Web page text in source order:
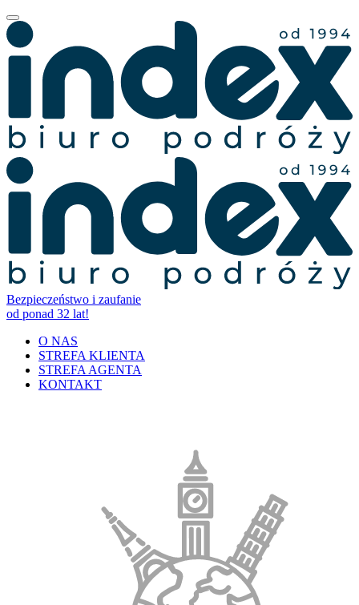
Bezpieczeństwo i zaufanie
od ponad 32 lat!
O NAS
STREFA KLIENTA
STREFA AGENTA
KONTAKT